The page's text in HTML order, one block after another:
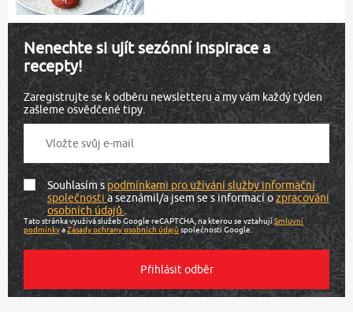
Nenechte si ujít sezónní inspirace a
recepty!
Zaregistrujte se k odběru newsletteru a my vám každý týden
zašleme osvědčené tipy.
Souhlasím spodmínkami pro užívání služby informační
společnostia seznámil/a jsem se s informací ozpracování
osobních údajů.
Tato stránka využívá služeb Google reCAPTCHA, na kterou se vztahujíSmluvní
podmínkyaZásady ochrany osobních údajůspolečnosti Google.